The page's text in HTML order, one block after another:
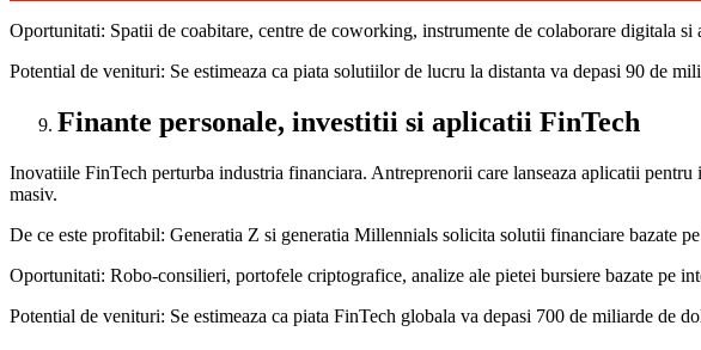
Oportunitati: Spatii de coabitare, centre de coworking, instrumente de colaborare digitala
Potential de venituri: Se estimeaza ca piata solutiilor de lucru la distanta va depasi 90 de
Finante personale, investitii si aplicatii FinTech
Inovatiile FinTech perturba industria financiara. Antreprenorii care lanseaza aplicatii
masiv.
De ce este profitabil: Generatia Z si generatia Millennials solicita solutii financiare bazate
Oportunitati: Robo-consilieri, portofele criptografice, analize ale pietei bursiere bazate pe
Potential de venituri: Se estimeaza ca piata FinTech globala va depasi 700 de miliarde de